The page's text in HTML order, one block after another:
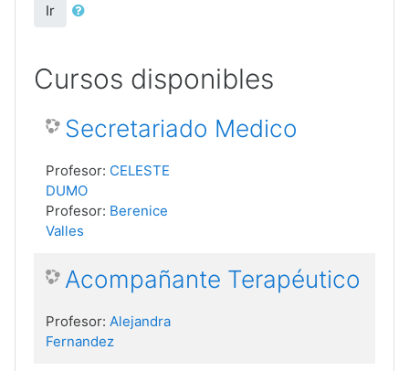
Ir
Cursos disponibles
Secretariado Medico
Profesor: CELESTE
DUMO
Profesor: Berenice
Valles
Acompañante Terapéutico
Profesor: Alejandra
Fernandez